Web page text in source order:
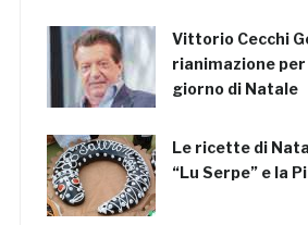
Vittorio Cecchi
rianimazione
giorno di Natale
Le ricette di
“Lu Serpe” e la